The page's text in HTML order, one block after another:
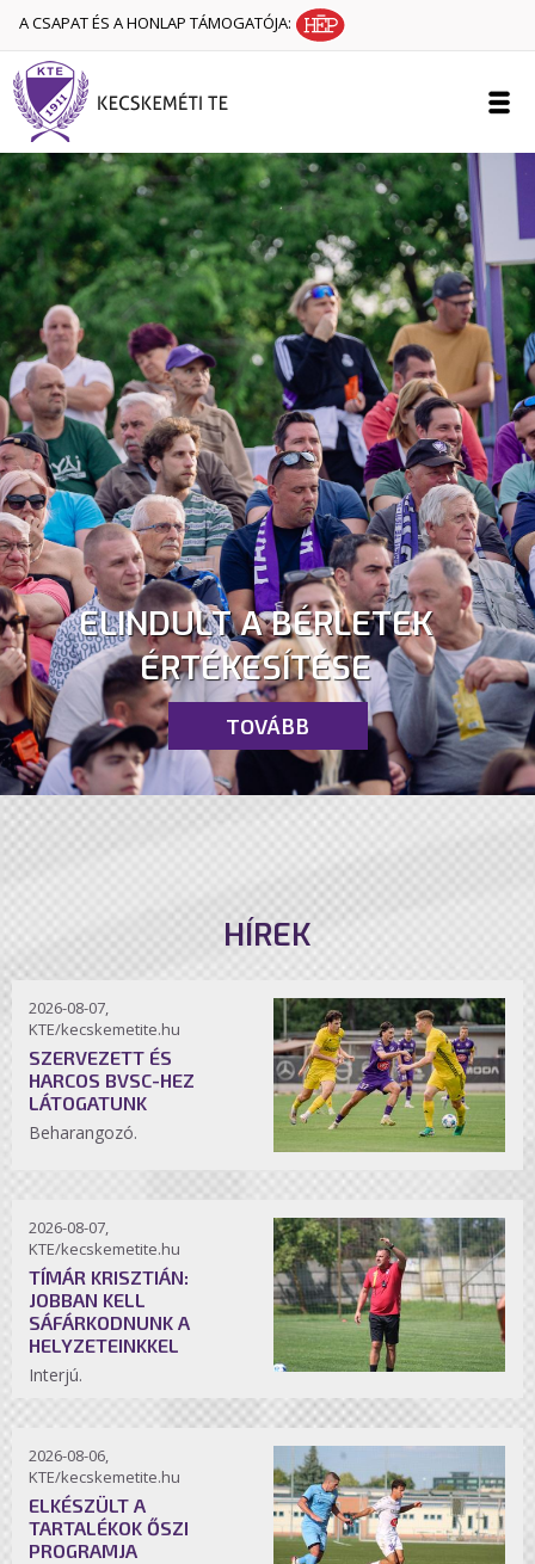
A CSAPAT ÉS A HONLAP TÁMOGATÓJA:
ELINDULT A BÉRLETEK
ÉRTÉKESÍTÉSE
TOVÁBB
HÍREK
2026-08-07,
KTE/kecskemetite.hu
SZERVEZETT ÉS
HARCOS BVSC-HEZ
LÁTOGATUNK
Beharangozó.
2026-08-07,
KTE/kecskemetite.hu
TÍMÁR KRISZTIÁN:
JOBBAN KELL
SÁFÁRKODNUNK A
HELYZETEINKKEL
Interjú.
2026-08-06,
KTE/kecskemetite.hu
ELKÉSZÜLT A
TARTALÉKOK ŐSZI
PROGRAMJA